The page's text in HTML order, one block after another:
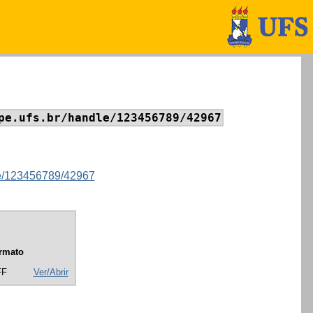
handle/123456789/42967
123456789/42967
Ver/Abrir